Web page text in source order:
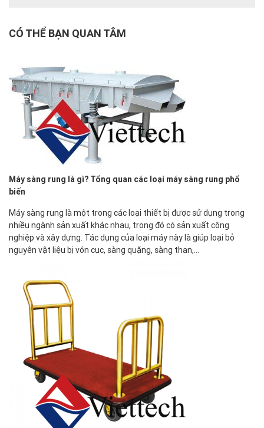
CÓ THỂ BẠN QUAN TÂM
Máy sàng rung là gì? Tổng quan các loại máy sàng rung phổ
biến
Máy sàng rung là một trong các loại thiết bị được sử dụng trong
nhiều ngành sản xuất khác nhau, trong đó có sản xuất công
nghiệp và xây dựng. Tác dụng của loại máy này là giúp loại bỏ
nguyên vật liệu bị vón cục, sàng quặng, sàng than,…